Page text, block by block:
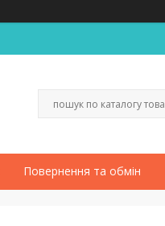
Повернення та обмін